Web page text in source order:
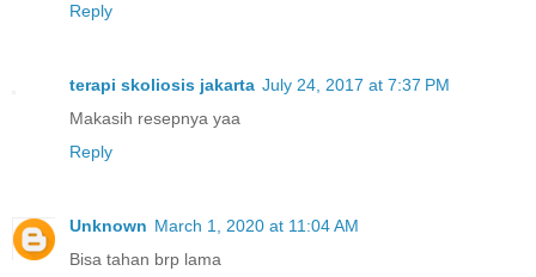
Reply
terapi skoliosis jakarta July 24, 2017 at 7:37 PM
Makasih resepnya yaa
Reply
Unknown March 1, 2020 at 11:04 AM
Bisa tahan brp lama